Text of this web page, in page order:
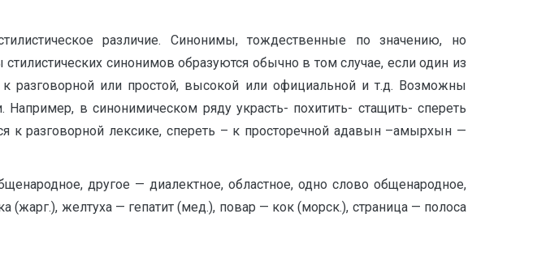
различие. Синонимы, тождественные по значению, но
синонимов образуются обычно в том случае, если один из
разговорной или простой, высокой или официальной и т.д. Возможны
в синонимическом ряду украсть- похитить- стащить- спереть
к разговорной лексике, спереть – к просторечной адавын –амырхын —
другое — диалектное, областное, одно слово общенародное,
желтуха — гепатит (мед.), повар — кок (морск.), страница — полоса